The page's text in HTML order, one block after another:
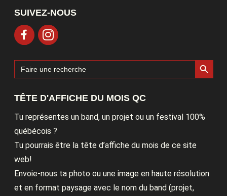
SUIVEZ-NOUS
Search
for:
Search Button
TÊTE D'AFFICHE DU MOIS QC
Tu représentes un band, un projet ou un festival 100%
québécois ?
Tu pourrais être la tête d’affiche du mois de ce site
web!
Envoie-nous ta photo ou une image en haute résolution
et en format paysage avec le nom du band (projet,